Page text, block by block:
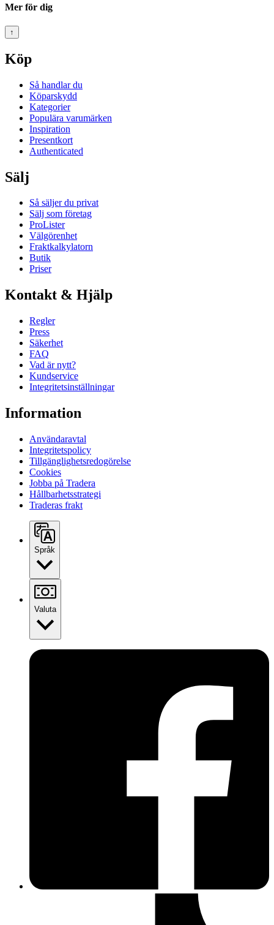
Mer för dig
↑
Köp
Så handlar du
Köparskydd
Kategorier
Populära varumärken
Inspiration
Presentkort
Authenticated
Sälj
Så säljer du privat
Sälj som företag
ProLister
Välgörenhet
Fraktkalkylatorn
Butik
Priser
Kontakt & Hjälp
Regler
Press
Säkerhet
FAQ
Vad är nytt?
Kundservice
Integritetsinställningar
Information
Användaravtal
Integritetspolicy
Tillgänglighetsredogörelse
Cookies
Jobba på Tradera
Hållbarhetsstrategi
Traderas frakt
Språk
Valuta